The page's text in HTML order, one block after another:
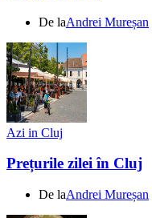
De laAndrei Mureșan
Azi in Cluj
Prețurile zilei în Cluj
De laAndrei Mureșan